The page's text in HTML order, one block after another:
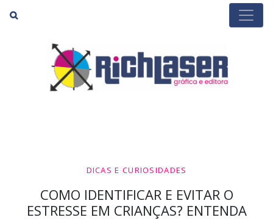
DICAS E CURIOSIDADES
COMO IDENTIFICAR E EVITAR O
ESTRESSE EM CRIANÇAS? ENTENDA